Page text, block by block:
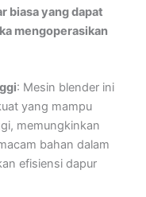
biasa yang dapat
mengoperasikan
: Mesin blender ini
yang mampu
memungkinkan
bahan dalam
efisiensi dapur